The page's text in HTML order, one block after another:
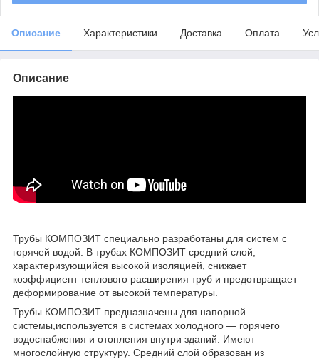
Описание Характеристики Доставка Оплата
Описание
Трубы КОМПОЗИТ специально разработаны для систем с
горячей водой. В трубах КОМПОЗИТ средний слой,
характеризующийся высокой изоляцией, снижает
коэффициент теплового расширения труб и предотвращает
деформирование от высокой температуры.
Трубы КОМПОЗИТ предназначены для напорной
системы,используется в системах холодного ― горячего
водоснабжения и отопления внутри зданий. Имеют
многослойную структуру. Средний слой образован из